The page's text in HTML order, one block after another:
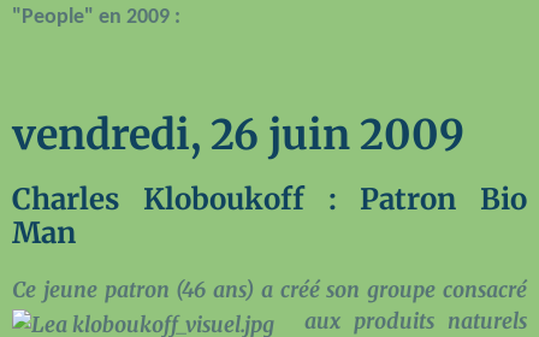
"People" en 2009 :
vendredi, 26 juin 2009
Charles Kloboukoff : Patron Bio
Man
Ce jeune patron (46 ans) a créé son groupe consacré
aux produits naturels